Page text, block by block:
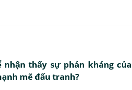
thấy sự phản kháng của
mẽ đấu tranh?